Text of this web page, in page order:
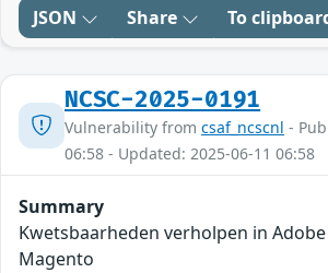
JSON Share To
NCSC-2025-0191
Vulnerability from csaf_ncscnl -
06:58 - Updated: 2025-06-11 06:58
Summary
Kwetsbaarheden verholpen in
Magento